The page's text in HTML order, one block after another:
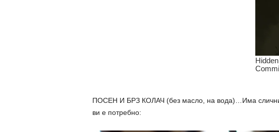
ПОСЕН И БРЗ КОЛАЧ (без масло, на вода)…Има
ви е потребно: